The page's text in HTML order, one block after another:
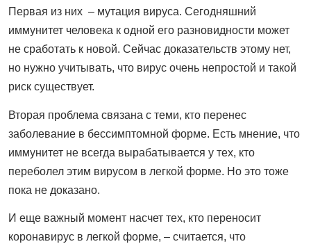
Первая из них – мутация вируса. Сегодняшний
иммунитет человека к одной его разновидности может
не сработать к новой. Сейчас доказательств этому нет,
но нужно учитывать, что вирус очень непростой и такой
риск существует.
Вторая проблема связана с теми, кто перенес
заболевание в бессимптомной форме. Есть мнение, что
иммунитет не всегда вырабатывается у тех, кто
переболел этим вирусом в легкой форме. Но это тоже
пока не доказано.
И еще важный момент насчет тех, кто переносит
коронавирус в легкой форме, – считается, что